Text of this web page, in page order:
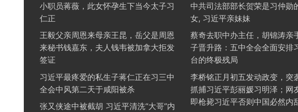
小职员蒋薇，此女怀孕生下当今太子习
仁正
王毅父亲周恩来母亲王昆，岳父是周恩
来秘书钱嘉东，夫人钱韦被加拿大拒发
签证
习近平最疼爱的私生子蒋仁正在习三中
全会中风第二天于咸阳被杀
张又侠途中被截胡 习近平清洗“大哥”内
中共司法部部长贺荣是习仲勋
女, 习近平亲妹妹
蔡奇去职中办主任，胡锦涛亲
子晋升路：五中全会全面安排
台的终极残局
李桥铭正月初五发动政变，突
抓捕习近平彭丽媛习明泽；网
即枪毙习近平否则中国必然内